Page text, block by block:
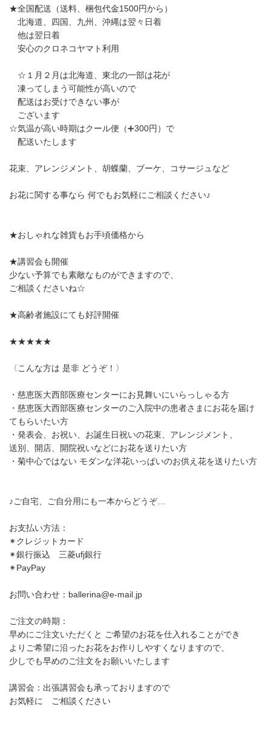
★全国配送（送料、梱包代金1500円から）
北海道、四国、九州、沖縄は翌々日着
他は翌日着
安心のクロネコヤマト利用
☆１月２月は北海道、東北の一部は花が
凍ってしまう可能性が高いので
配送はお受けできない事が
ございます
☆気温が高い時期はクール便（➕300円）で
配送いたします
花束、アレンジメント、胡蝶蘭、ブーケ、コサージュなど
お花に関する事なら 何でもお気軽にご相談ください♪
★おしゃれな雑貨もお手頃価格から
★講習会も開催
少ない予算でも素敵なものができますので、
ご相談くださいね☆
★高齢者施設にても好評開催
★★★★★
〈こんな方は 是非 どうぞ！〉
・慈恵医大西部医療センターにお見舞いにいらっしゃる方
・慈恵医大西部医療センターのご入院中の患者さまにお花を届け
てもらいたい方
・発表会、お祝い、お誕生日祝いの花束、アレンジメント、
送別、開店、開院祝いなどにお花を送りたい方
・菊中心ではない モダンな洋花いっぱいのお供え花を送りたい方
♪ご自宅、ご自分用にも一本からどうぞ…
お支払い方法：
✴︎クレジットカード
✴︎銀行振込 三菱ufj銀行
✴︎PayPay
お問い合わせ：ballerina@e-mail.jp
ご注文の時期：
早めにご注文いただくと ご希望のお花を仕入れることができ
よりご希望に沿ったお花をお作りしやすくなりますので、
少しでも早めのご注文をお願いいたします
講習会：出張講習会も承っておりますので
お気軽に ご相談ください